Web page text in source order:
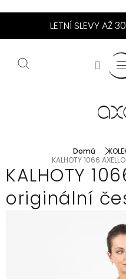
obsah
LETNÍ SLEVY AŽ
Domů
KALHOTY 1066
KALHOTY
originální